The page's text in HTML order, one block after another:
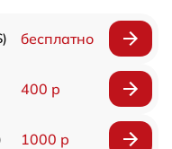
бесплатно
400 р
1000 р